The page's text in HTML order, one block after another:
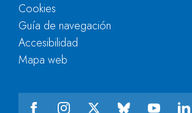
Cookies
Guía de navegación
Accesibilidad
Mapa web